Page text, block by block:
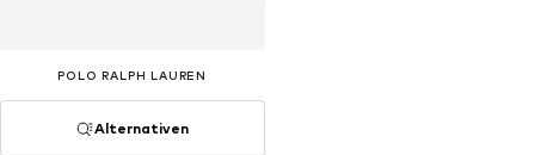
POLO RALPH LAUREN
Alternativen